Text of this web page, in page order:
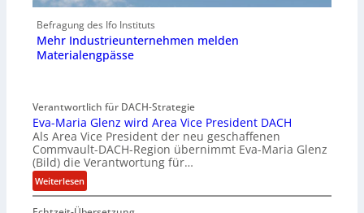
Befragung des Ifo Instituts
Mehr Industrieunternehmen melden
Materialengpässe
Verantwortlich für DACH-Strategie
Eva-Maria Glenz wird Area Vice President DACH
Als Area Vice President der neu geschaffenen
Commvault-DACH-Region übernimmt Eva-Maria Glenz
(Bild) die Verantwortung für…
Weiterlesen:
E